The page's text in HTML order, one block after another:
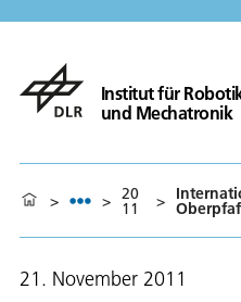
Institut für
und Mechatronik
> > 20
11 >
21. November 2011